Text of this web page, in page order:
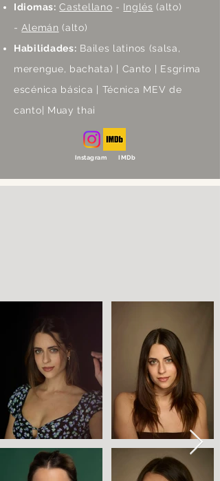
Idiomas: Castellano - Inglés (alto)
- Alemán (alto)
Habilidades: Bailes latinos (salsa,
merengue, bachata) | Canto | Esgrima
escénica básica | Técnica MEV de
canto| Muay thai
Instagram IMDb